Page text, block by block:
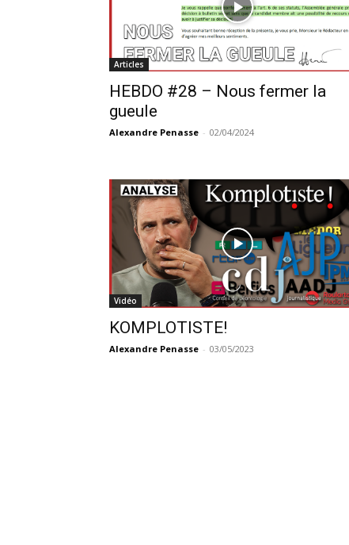
Articles
HEBDO #28 – Nous fermer la
gueule
Alexandre Penasse - 02/04/2024
Vidéo
KOMPLOTISTE!
Alexandre Penasse - 03/05/2023